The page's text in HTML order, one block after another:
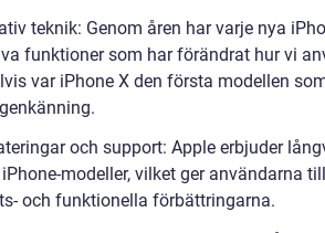
teknik: Genom åren har varje nya
funktioner som har förändrat hur vi
var iPhone X den första modellen
och support: Apple erbjuder
modeller, vilket ger användarna
och funktionella förbättringarna.